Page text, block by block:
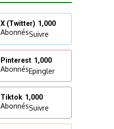
X (Twitter) 1,000
AbonnésSuivre
Pinterest 1,000
AbonnésEpingler
Tiktok 1,000
AbonnésSuivre